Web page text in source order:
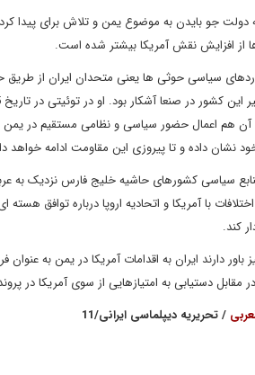
دولت جو بایدن به موضوع یمن و تلاش برای پیدا
ها از افزایش نقش آمریکا بیشتر شده است.
سیاسی حوثی ها یعنی متحدان ایران از طریق
آن هم اعمال حضور سیاسی و نظامی مستقیم در یمن
نشان داده و تا پیروزی این مقاومت ادامه خواهد
سیاسی کشورهای حاشیه خلیج فارس نزدیک به
با آمریکا و اتحادیه اروپا درباره توافق
کند.
باور دارند ایران به اقدامات آمریکا در یمن به
مقابل دستیابی به امتیازهایی از سوی آمریکا در
/ تحریریه دیپلماسی ایرانی/11